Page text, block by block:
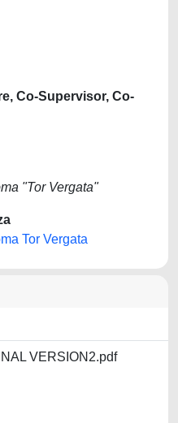
Co-Supervisor, Co-
"Tor Vergata"
Tor Vergata
VERSION2.pdf